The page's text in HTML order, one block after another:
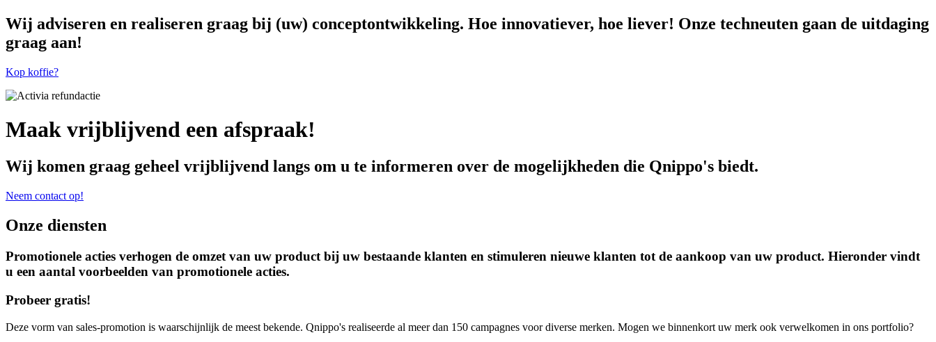
Wij adviseren en realiseren graag bij (uw) conceptontwikkeling. Hoe innovatiever, hoe liever! Onze techneuten gaan de uitdaging
graag aan!
Kop koffie?
Maak vrijblijvend een afspraak!
Wij komen graag geheel vrijblijvend langs om u te informeren over de mogelijkheden die Qnippo's biedt.
Neem contact op!
Onze diensten
Promotionele acties verhogen de omzet van uw product bij uw bestaande klanten en stimuleren nieuwe klanten tot de aankoop van uw product. Hieronder vindt
u een aantal voorbeelden van promotionele acties.
Probeer gratis!
Deze vorm van sales-promotion is waarschijnlijk de meest bekende. Qnippo's realiseerde al meer dan 150 campagnes voor diverse merken. Mogen we binnenkort uw merk ook verwelkomen in ons portfolio?